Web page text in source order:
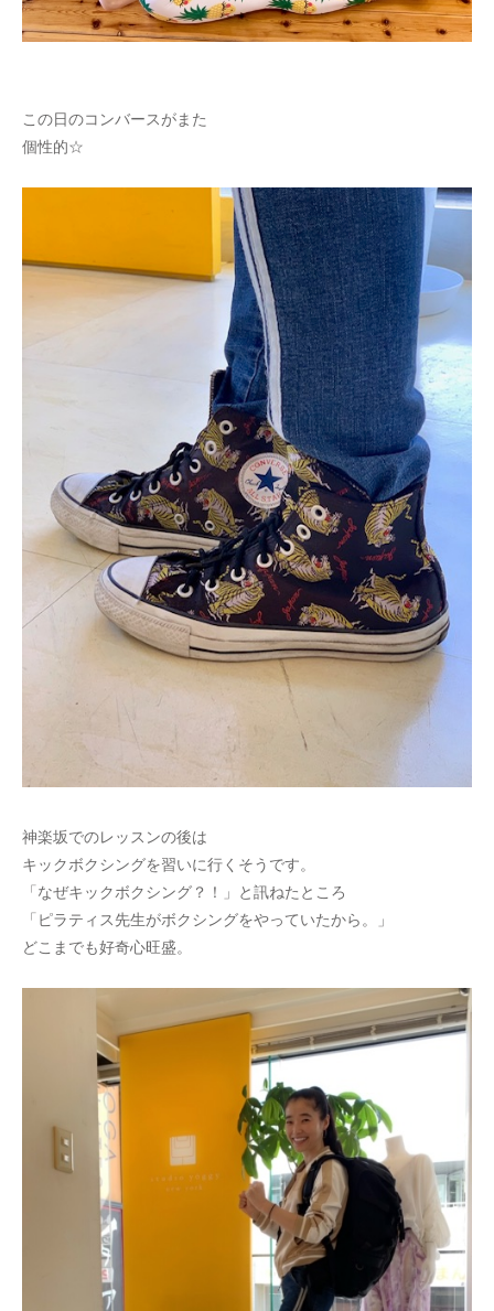
この日のコンバースがまた
個性的☆
神楽坂でのレッスンの後は
キックボクシングを習いに行くそうです。
「なぜキックボクシング？！」と訊ねたところ
「ピラティス先生がボクシングをやっていたから。」
どこまでも好奇心旺盛。